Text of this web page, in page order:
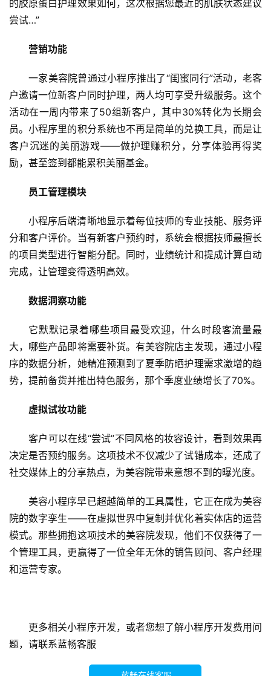
首
页
H
小
程
序
信
开
A
P
P
开
营
的胶原蛋白护理效果如何，这次根据您最近的肌肤状态建议
尝试…”
​营销功能
一家美容院曾通过小程序推出了“闺蜜同行”活动，老客
户邀请一位新客户同时护理，两人均可享受升级服务。这个
活动在一周内带来了50组新客户，其中30%转化为长期会
员。小程序里的积分系统也不再是简单的兑换工具，而是让
客户沉迷的美丽游戏——做护理赚积分，分享体验再得奖
励，甚至签到都能累积美丽基金。
​员工管理模块
小程序后端清晰地显示着每位技师的专业技能、服务评
分和客户评价。当有新客户预约时，系统会根据技师最擅长
的项目类型进行智能分配。同时，业绩统计和提成计算自动
完成，让管理变得透明高效。
​数据洞察功能
它默默记录着哪些项目最受欢迎，什么时段客流量最
大，哪些产品即将需要补货。有美容院店主发现，通过小程
序的数据分析，她精准预测到了夏季防晒护理需求激增的趋
势，提前备货并推出特色服务，那个季度业绩增长了70%。
虚拟试妆功能​
客户可以在线“尝试”不同风格的妆容设计，看到效果再
决定是否预约服务。这项技术不仅减少了试错成本，还成了
社交媒体上的分享热点，为美容院带来意想不到的曝光度。
美容小程序早已超越简单的工具属性，它正在成为美容
院的数字孪生——在虚拟世界中复制并优化着实体店的运营
模式。那些拥抱这项技术的美容院发现，他们不仅获得了一
个管理工具，更赢得了一位全年无休的销售顾问、客户经理
和运营专家。
更多相关小程序开发，或者您想了解小程序开发费用问
题，请联系蓝畅客服